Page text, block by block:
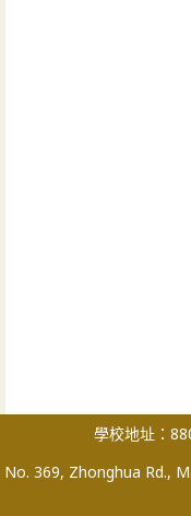
學校地址：
No. 369, Zhonghua Rd.,